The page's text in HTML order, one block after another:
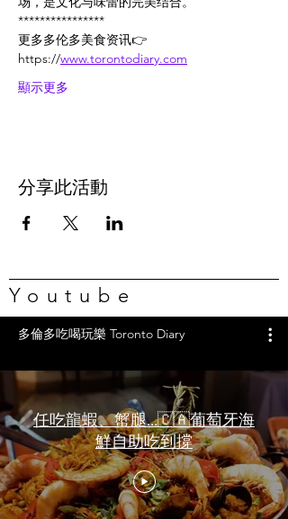
****************
更多多伦多美食资讯👉
https://www.torontodiary.com
顯示更多
分享此活動
Youtube
多倫多吃喝玩樂 Toronto Diary
任吃龍蝦、蟹腿…🇨🇦葡萄牙海
鮮自助吃到撐